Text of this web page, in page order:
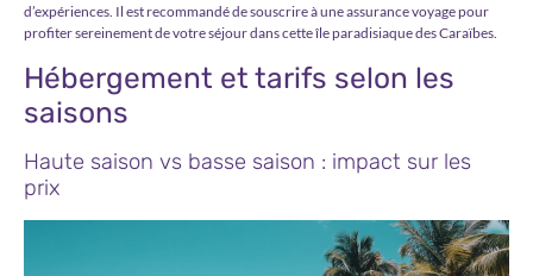
d’expériences. Il est recommandé de souscrire à une assurance voyage pour
profiter sereinement de votre séjour dans cette île paradisiaque des Caraïbes.
Hébergement et tarifs selon les
saisons
Haute saison vs basse saison : impact sur les
prix